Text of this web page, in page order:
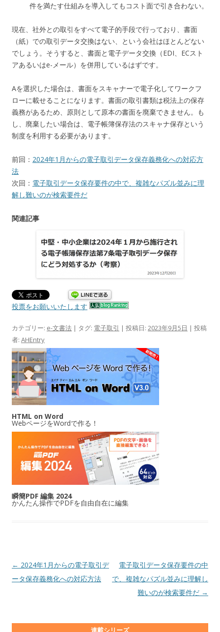
件を満たす仕組みを導入してもコスト面で引き合わない。
現在、社外との取引をすべて電子的手段で行っており、書面
（紙）での取引データ交換はない、という会社はほとんどない
でしょう。そうすると、書面と電子データ交換（EDI、ECスト
アあるいはe-メール）を併用しているはずです。
Aを選択した場合は、書面をスキャナーで電子化してワークフ
ローに載せることになります。書面の取引書類は税法上の保存
義務があるため、原則として原本の書面を廃棄できません。も
し、廃棄したい場合は、電子帳簿保存法のスキャナ保存という
制度を利用する必要があります。
前回： 2024年1月からの電子取引データ保存義務化への対応方
法
次回： 電子取引データ保存要件の中で、複雑なパズル並みに理
解し難いのが検索要件だ
関連記事
投票をお願いいたします
カテゴリー: e-文書法 | タグ: 電子取引 | 投稿日: 2023年9月5日 | 投稿
者: AHEntry
HTML on Word
WebページをWordで作る！
瞬簡PDF 編集 2024
かんたん操作でPDFを自由自在に編集
投稿ナビゲーション
← 2024年1月からの電子取引デ
ータ保存義務化への対応方法
電子取引データ保存要件の中
で、複雑なパズル並みに理解し
難いのが検索要件だ →